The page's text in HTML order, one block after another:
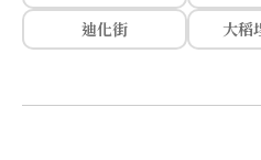
迪化街
大稻